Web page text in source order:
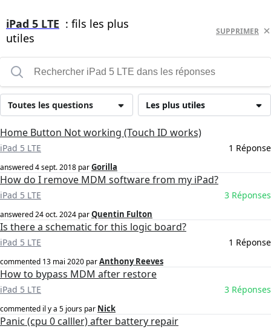
iPad 5 LTE : fils les plus
utiles
SUPPRIMER
Les plus utiles
Toutes les questions
Home Button Not working (Touch ID works)
iPad 5 LTE 1 Réponse
answered4 sept. 2018 parGorilla
How do I remove MDM software from my iPad?
iPad 5 LTE 3 Réponses
answered24 oct. 2024 parQuentin Fulton
Is there a schematic for this logic board?
iPad 5 LTE 1 Réponse
commented 13 mai 2020 parAnthony Reeves
How to bypass MDM after restore
iPad 5 LTE 3 Réponses
commented il y a 5 jours par Nick
Panic (cpu 0 calller) after battery repair